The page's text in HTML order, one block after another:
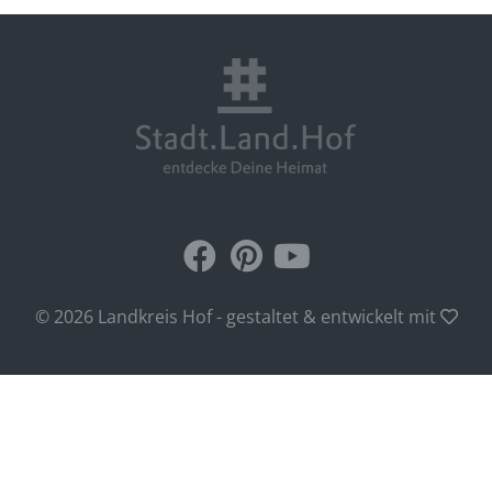
© 2026 Landkreis Hof - gestaltet & entwickelt mit